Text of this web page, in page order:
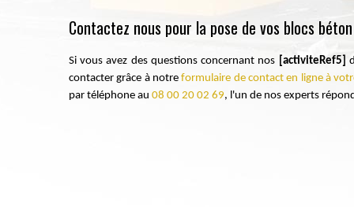
Contactez nous pour la pose de vos blocs
Si vous avez des questions concernant nos [activiteRef5]
contacter grâce à notreformulaire de contact en ligne à
par téléphone au 08 00 20 02 69, l'un de nos experts